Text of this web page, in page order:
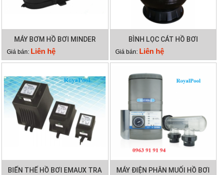
MÁY BƠM HỒ BƠI MINDER
MXB100
Giá bán: Liên hệ
BÌNH LỌC CÁT HỒ BƠI
MINDER M36
Giá bán: Liên hệ
BIẾN THẾ HỒ BƠI EMAUX TRA
MÁY ĐIỆN PHÂN MUỐI HỒ BƠI